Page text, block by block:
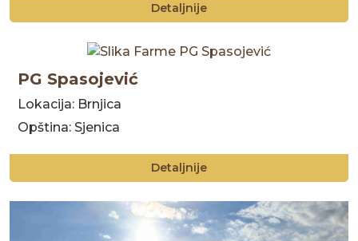
Detaljnije
PG Spasojević
Lokacija: Brnjica
Opština: Sjenica
Detaljnije